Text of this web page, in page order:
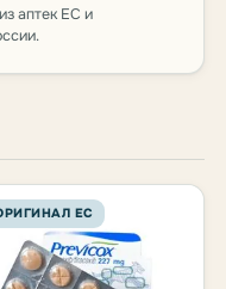
аптек ЕС и
ЕС